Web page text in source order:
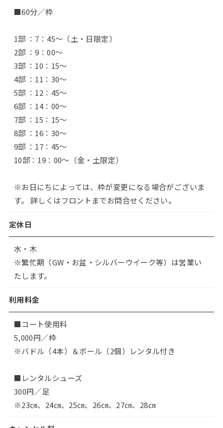
■60分／枠
1部 ：7：45～（土・日限定）
2部 ：9：00～
3部 ：10：15～
4部 ：11：30～
5部 ：12：45～
6部 ：14：00～
7部 ：15：15～
8部 ：16：30～
9部 ：17：45～
10部：19：00～（金・土限定）
※お日にちによっては、枠が変更になる場合がございま
す。 詳しくはフロントまでお問合せください。
定休日
水・木
※繁忙期（GW・お盆・シルバーウイーク等）は営業い
たします。
利用料金
■コート使用料
5,000円／枠
※バドル（4本）＆ボール（2個）レンタル付き
■レンタルシューズ
300円／足
※23㎝、24㎝、25㎝、26㎝、27㎝、28㎝